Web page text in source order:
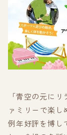
「青空の元に
ァミリーで楽し
例年好評を博し